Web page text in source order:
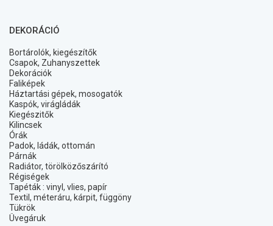
DEKORÁCIÓ
Bortárolók, kiegészítők
Csapok, Zuhanyszettek
Dekorációk
Faliképek
Háztartási gépek, mosogatók
Kaspók, virágládák
Kiegészitők
Kilincsek
Órák
Padok, ládák, ottomán
Párnák
Radiátor, törölközőszárító
Régiségek
Tapéták : vinyl, vlies, papír
Textil, méteráru, kárpit, függöny
Tükrök
Üvegáruk